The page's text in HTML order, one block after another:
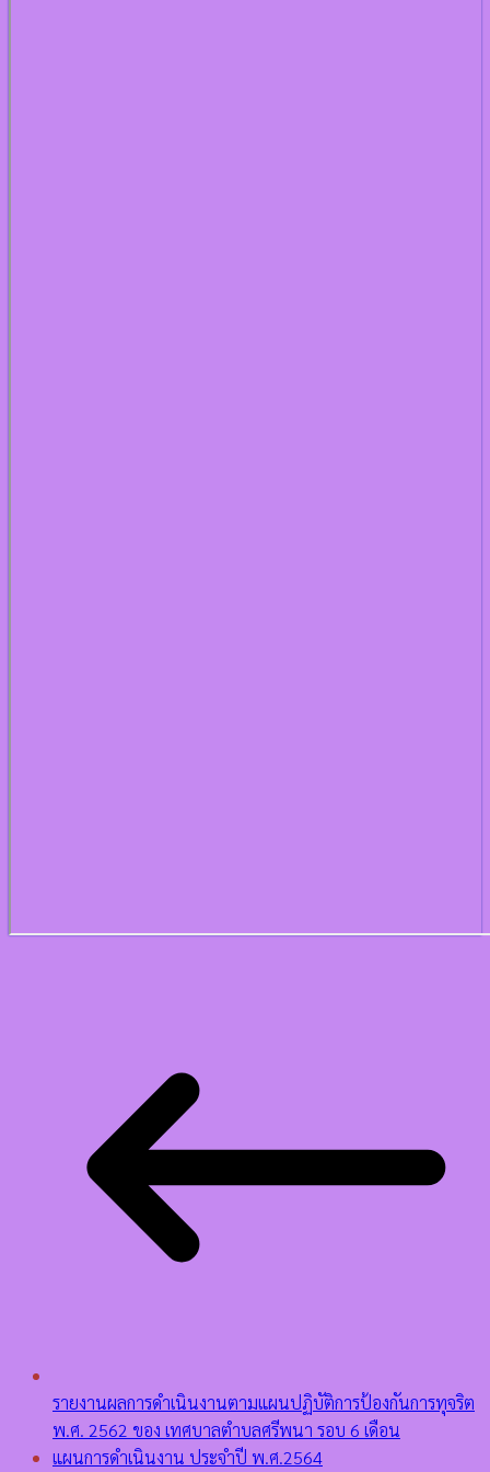
รายงานผลการดำเนินงานตามแผนปฏิบัติการป้องกันการทุจริต
พ.ศ. 2562 ของ เทศบาลตำบลศรีพนา รอบ 6 เดือน
แผนการดำเนินงาน ประจำปี พ.ศ.2564